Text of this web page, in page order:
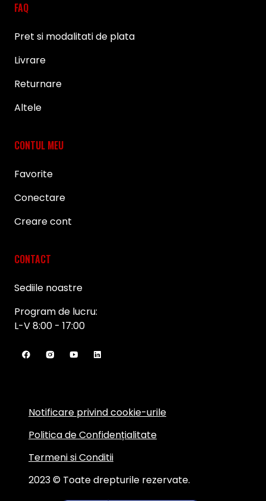
FAQ
Pret si modalitati de plata
Livrare
Returnare
Altele
CONTUL MEU
Favorite
Conectare
Creare cont
CONTACT
Sediile noastre
Program de lucru:
L-V 8:00 - 17:00
2023 © Toate drepturile rezervate.
Notificare privind cookie-urile
Politica de Confidențialitate
Termeni si Conditii